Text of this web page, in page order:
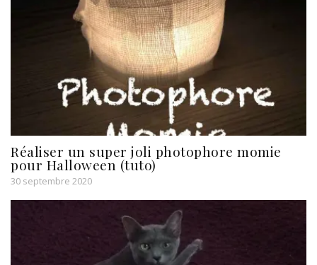
Réaliser un super joli photophore momie
pour Halloween (tuto)
30 septembre 2020